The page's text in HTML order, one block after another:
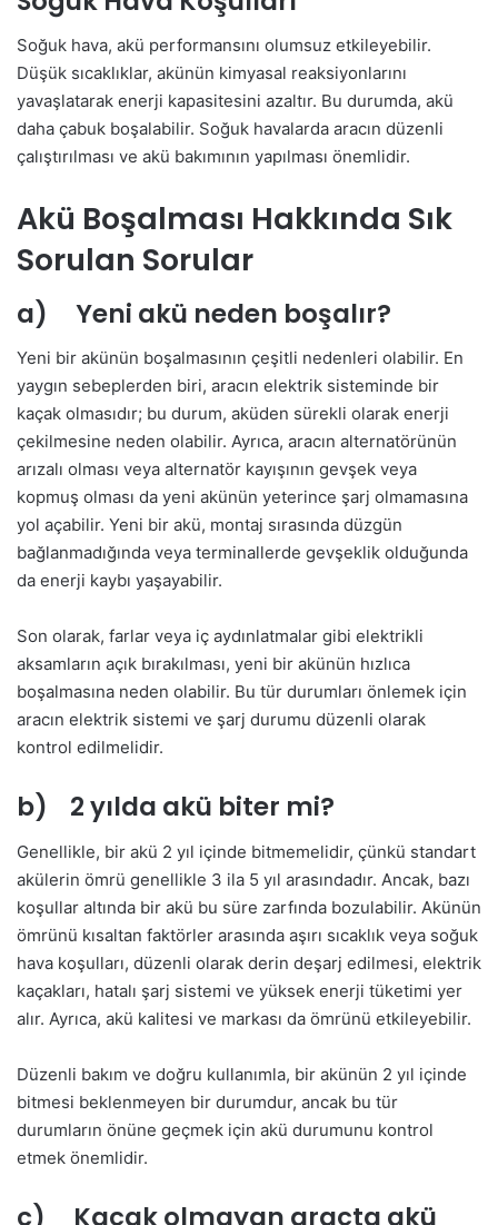
Soğuk hava, akü performansını olumsuz etkileyebilir.
Düşük sıcaklıklar, akünün kimyasal reaksiyonlarını
yavaşlatarak enerji kapasitesini azaltır. Bu durumda, akü
daha çabuk boşalabilir. Soğuk havalarda aracın düzenli
çalıştırılması ve akü bakımının yapılması önemlidir.
Akü Boşalması Hakkında Sık
Sorulan Sorular
a) Yeni akü neden boşalır?
Yeni bir akünün boşalmasının çeşitli nedenleri olabilir. En
yaygın sebeplerden biri, aracın elektrik sisteminde bir
kaçak olmasıdır; bu durum, aküden sürekli olarak enerji
çekilmesine neden olabilir. Ayrıca, aracın alternatörünün
arızalı olması veya alternatör kayışının gevşek veya
kopmuş olması da yeni akünün yeterince şarj olmamasına
yol açabilir. Yeni bir akü, montaj sırasında düzgün
bağlanmadığında veya terminallerde gevşeklik olduğunda
da enerji kaybı yaşayabilir.
Son olarak, farlar veya iç aydınlatmalar gibi elektrikli
aksamların açık bırakılması, yeni bir akünün hızlıca
boşalmasına neden olabilir. Bu tür durumları önlemek için
aracın elektrik sistemi ve şarj durumu düzenli olarak
kontrol edilmelidir.
b) 2 yılda akü biter mi?
Genellikle, bir akü 2 yıl içinde bitmemelidir, çünkü standart
akülerin ömrü genellikle 3 ila 5 yıl arasındadır. Ancak, bazı
koşullar altında bir akü bu süre zarfında bozulabilir. Akünün
ömrünü kısaltan faktörler arasında aşırı sıcaklık veya soğuk
hava koşulları, düzenli olarak derin deşarj edilmesi, elektrik
kaçakları, hatalı şarj sistemi ve yüksek enerji tüketimi yer
alır. Ayrıca, akü kalitesi ve markası da ömrünü etkileyebilir.
Düzenli bakım ve doğru kullanımla, bir akünün 2 yıl içinde
bitmesi beklenmeyen bir durumdur, ancak bu tür
durumların önüne geçmek için akü durumunu kontrol
etmek önemlidir.
c) Kaçak olmayan araçta akü